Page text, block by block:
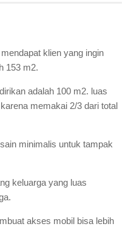
klien yang ingin
153 m2.
adalah 100 m2. luas
memakai 2/3 dari total
minimalis untuk tampak
keluarga yang luas
akses mobil bisa lebih